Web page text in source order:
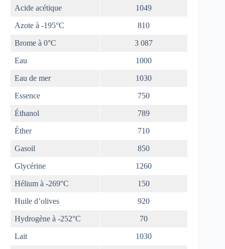
Acide acétique 1049
Azote à -195°C 810
Brome à 0°C 3 087
Eau 1000
Eau de mer 1030
Essence 750
Éthanol 789
Éther 710
Gasoil 850
Glycérine 1260
Hélium à -269°C 150
Huile d’olives 920
Hydrogène à -252°C 70
Lait 1030